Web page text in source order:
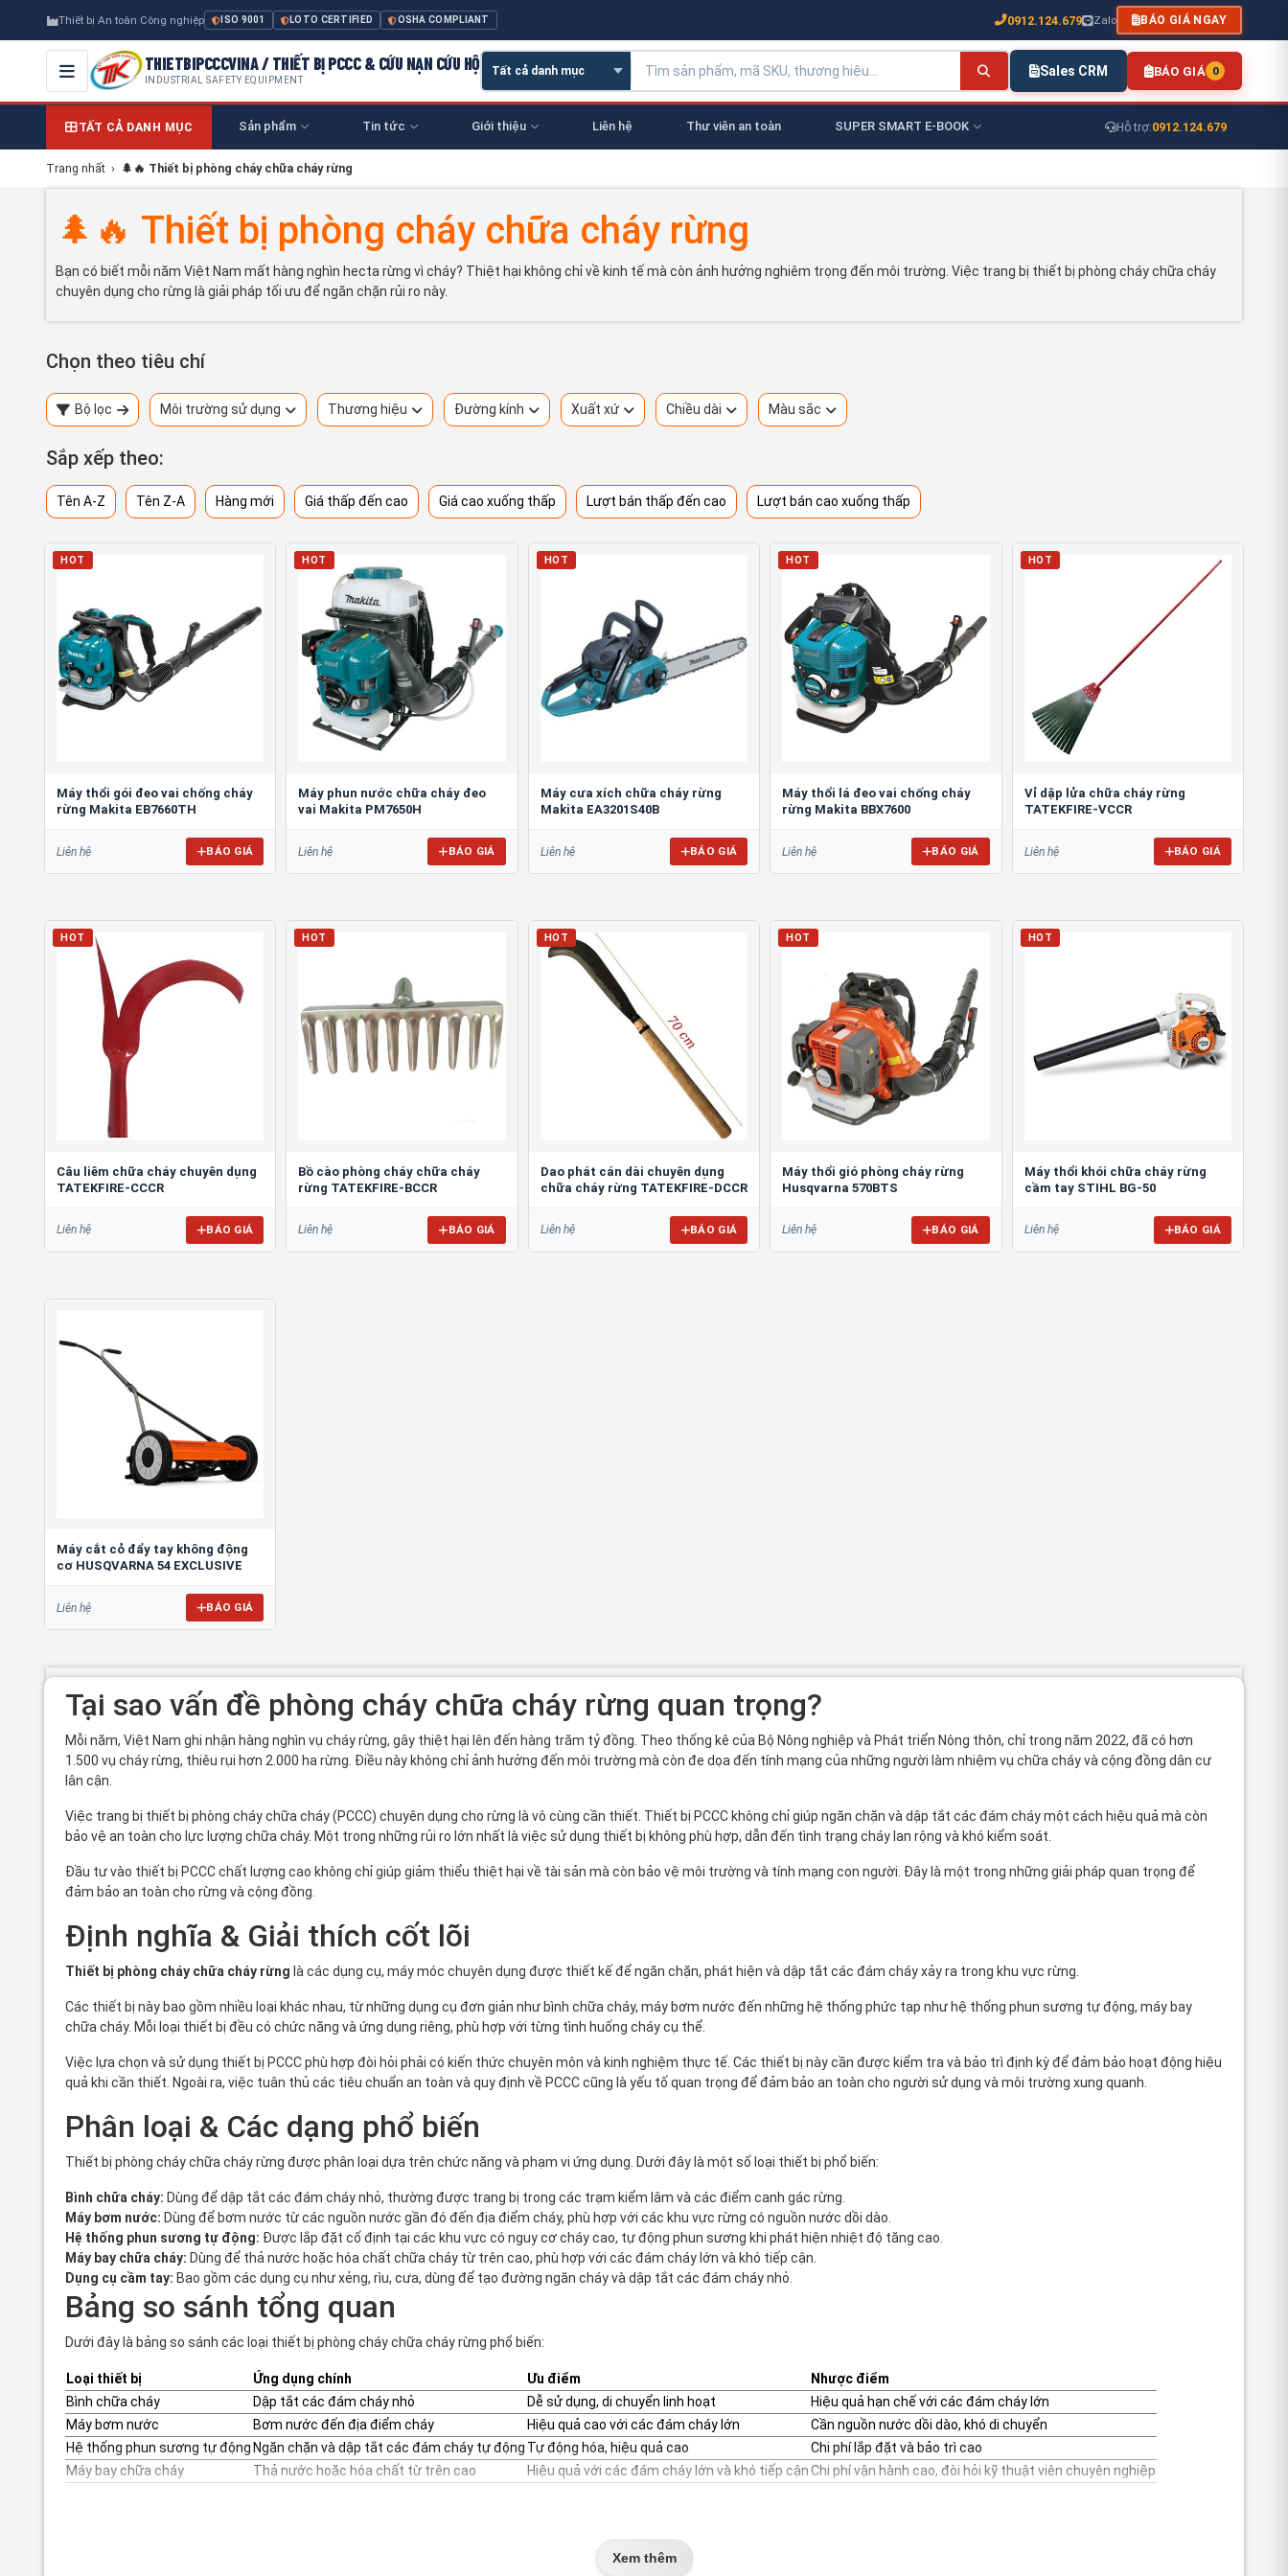
Thiết bị An toàn Công nghiệp ISO 9001 LOTO CERTIFIED OSHA COMPLIANT 0912.124.679 Zalo BÁO GIÁ NGAY
THIETBIPCCCVINA / THIẾT BỊ PCCC & CỨU NẠN CỨU HỘ
INDUSTRIAL SAFETY EQUIPMENT
Sales CRM BÁO GIÁ 0
TẤT CẢ DANH MỤC Sản phẩm Tin tức Giới thiệu Liên hệ Thư viên an toàn SUPER SMART E-BOOK Hỗ trợ:0912.124.679
Trang nhất › 🌲🔥 Thiết bị phòng cháy chữa cháy rừng
🌲🔥 Thiết bị phòng cháy chữa cháy rừng
Bạn có biết mỗi năm Việt Nam mất hàng nghìn hecta rừng vì cháy? Thiệt hại không chỉ về kinh tế mà còn ảnh hưởng nghiêm trọng đến môi trường. Việc trang bị thiết bị phòng cháy chữa cháy
chuyên dụng cho rừng là giải pháp tối ưu để ngăn chặn rủi ro này.
Chọn theo tiêu chí
Bộ lọc Môi trường sử dụng Thương hiệu Đường kính Xuất xứ Chiều dài Màu sắc
Sắp xếp theo:
Tên A-Z Tên Z-A Hàng mới Giá thấp đến cao Giá cao xuống thấp Lượt bán thấp đến cao Lượt bán cao xuống thấp
HOT
Máy thổi gói đeo vai chống cháy
rừng Makita EB7660TH
Liên hệ BÁO GIÁ
HOT
Máy phun nước chữa cháy đeo
vai Makita PM7650H
Liên hệ BÁO GIÁ
HOT
Máy cưa xích chữa cháy rừng
Makita EA3201S40B
Liên hệ BÁO GIÁ
HOT
Máy thổi lá đeo vai chống cháy
rừng Makita BBX7600
Liên hệ BÁO GIÁ
HOT
Vỉ dập lửa chữa cháy rừng
TATEKFIRE-VCCR
Liên hệ BÁO GIÁ
HOT
Câu liêm chữa cháy chuyên dụng
TATEKFIRE-CCCR
Liên hệ BÁO GIÁ
HOT
Bồ cào phòng cháy chữa cháy
rừng TATEKFIRE-BCCR
Liên hệ BÁO GIÁ
HOT
Dao phát cán dài chuyên dụng
chữa cháy rừng TATEKFIRE-DCCR
Liên hệ BÁO GIÁ
HOT
Máy thổi gió phòng cháy rừng
Husqvarna 570BTS
Liên hệ BÁO GIÁ
HOT
Máy thổi khói chữa cháy rừng
cầm tay STIHL BG-50
Liên hệ BÁO GIÁ
Máy cắt cỏ đẩy tay không động
cơ HUSQVARNA 54 EXCLUSIVE
Liên hệ BÁO GIÁ
Tại sao vấn đề phòng cháy chữa cháy rừng quan trọng?
Mỗi năm, Việt Nam ghi nhận hàng nghìn vụ cháy rừng, gây thiệt hại lên đến hàng trăm tỷ đồng. Theo thống kê của Bộ Nông nghiệp và Phát triển Nông thôn, chỉ trong năm 2022, đã có hơn
1.500 vụ cháy rừng, thiêu rụi hơn 2.000 ha rừng. Điều này không chỉ ảnh hưởng đến môi trường mà còn đe dọa đến tính mạng của những người làm nhiệm vụ chữa cháy và cộng đồng dân cư
lân cận.
Việc trang bị thiết bị phòng cháy chữa cháy (PCCC) chuyên dụng cho rừng là vô cùng cần thiết. Thiết bị PCCC không chỉ giúp ngăn chặn và dập tắt các đám cháy một cách hiệu quả mà còn
bảo vệ an toàn cho lực lượng chữa cháy. Một trong những rủi ro lớn nhất là việc sử dụng thiết bị không phù hợp, dẫn đến tình trạng cháy lan rộng và khó kiểm soát.
Đầu tư vào thiết bị PCCC chất lượng cao không chỉ giúp giảm thiểu thiệt hại về tài sản mà còn bảo vệ môi trường và tính mạng con người. Đây là một trong những giải pháp quan trọng để
đảm bảo an toàn cho rừng và cộng đồng.
Định nghĩa & Giải thích cốt lõi
Thiết bị phòng cháy chữa cháy rừng là các dụng cụ, máy móc chuyên dụng được thiết kế để ngăn chặn, phát hiện và dập tắt các đám cháy xảy ra trong khu vực rừng.
Các thiết bị này bao gồm nhiều loại khác nhau, từ những dụng cụ đơn giản như bình chữa cháy, máy bơm nước đến những hệ thống phức tạp như hệ thống phun sương tự động, máy bay
chữa cháy. Mỗi loại thiết bị đều có chức năng và ứng dụng riêng, phù hợp với từng tình huống cháy cụ thể.
Việc lựa chọn và sử dụng thiết bị PCCC phù hợp đòi hỏi phải có kiến thức chuyên môn và kinh nghiệm thực tế. Các thiết bị này cần được kiểm tra và bảo trì định kỳ để đảm bảo hoạt động hiệu
quả khi cần thiết. Ngoài ra, việc tuân thủ các tiêu chuẩn an toàn và quy định về PCCC cũng là yếu tố quan trọng để đảm bảo an toàn cho người sử dụng và môi trường xung quanh.
Phân loại & Các dạng phổ biến
Thiết bị phòng cháy chữa cháy rừng được phân loại dựa trên chức năng và phạm vi ứng dụng. Dưới đây là một số loại thiết bị phổ biến:
Bình chữa cháy: Dùng để dập tắt các đám cháy nhỏ, thường được trang bị trong các trạm kiểm lâm và các điểm canh gác rừng.
Máy bơm nước: Dùng để bơm nước từ các nguồn nước gần đó đến địa điểm cháy, phù hợp với các khu vực rừng có nguồn nước dồi dào.
Hệ thống phun sương tự động: Được lắp đặt cố định tại các khu vực có nguy cơ cháy cao, tự động phun sương khi phát hiện nhiệt độ tăng cao.
Máy bay chữa cháy: Dùng để thả nước hoặc hóa chất chữa cháy từ trên cao, phù hợp với các đám cháy lớn và khó tiếp cận.
Dụng cụ cầm tay: Bao gồm các dụng cụ như xẻng, rìu, cưa, dùng để tạo đường ngăn cháy và dập tắt các đám cháy nhỏ.
Bảng so sánh tổng quan
Dưới đây là bảng so sánh các loại thiết bị phòng cháy chữa cháy rừng phổ biến:
Loại thiết bị Ứng dụng chính Ưu điểm
Nhược điểm
Bình chữa cháy
Dập tắt các đám cháy nhỏ Dễ sử dụng, di chuyển linh hoạt
Hiệu quả hạn chế với các đám cháy lớn
Máy bơm nước
Bơm nước đến địa điểm cháy Hiệu quả cao với các đám cháy lớn
Cần nguồn nước dồi dào, khó di chuyển
Hệ thống phun sương tự động Ngăn chặn và dập tắt các đám cháy tự động Tự động hóa, hiệu quả cao
Chi phí lắp đặt và bảo trì cao
Máy bay chữa cháy
Thả nước hoặc hóa chất từ trên cao Hiệu quả với các đám cháy lớn và khó tiếp cậnChi phí vận hành cao, đòi hỏi kỹ thuật viên chuyên nghiệp
Tại Việt Nam, thiết bị phòng cháy chữa cháy rừng được ứng dụng rộng rãi trong nhiều khu vực khác nhau. Dưới đây là một số ví dụ cụ thể:
Xem thêm